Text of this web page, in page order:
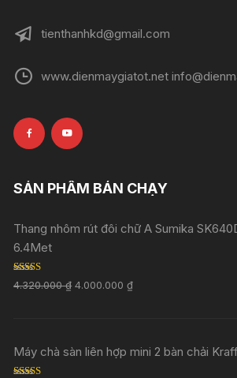
tienthanhkd@gmail.com
www.dienmaygiatot.net
SẢN PHẨM BÁN CHẠY
Thang nhôm rút đôi chữ A Sumika
6.4Met
Rated 5.00
out of 5
4.320.000₫ 4.000.000₫
Máy chà sàn liên hợp mini 2 bàn chải